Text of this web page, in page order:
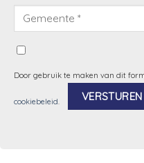
Door gebruik te maken van dit
cookiebeleid.